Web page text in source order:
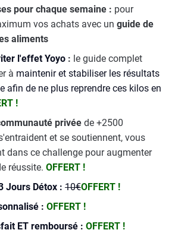
pour chaque semaine : pour
vos achats avec un guide de
aliments
l'effet Yoyo : le guide complet
à maintenir et stabiliser les résultats
afin de ne plus reprendre ces kilos en
!
privée de +2500
et se soutiennent, vous
dans ce challenge pour augmenter
réussite. OFFERT !
Jours Détox : 10€OFFERT !
: OFFERT !
ET remboursé : OFFERT !